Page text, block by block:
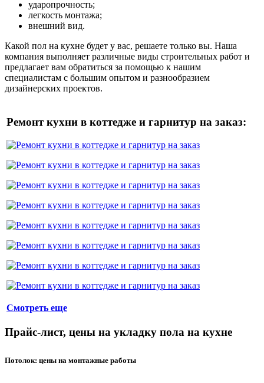
ударопрочность;
легкость монтажа;
внешний вид.
Какой пол на кухне будет у вас, решаете только вы. Наша
компания выполняет различные виды строительных работ и
предлагает вам обратиться за помощью к нашим
специалистам с большим опытом и разнообразием
дизайнерских проектов.
Ремонт кухни в коттедже и гарнитур на заказ:
Смотреть еще
Прайс-лист, цены на укладку пола на кухне
Потолок: цены на монтажные работы